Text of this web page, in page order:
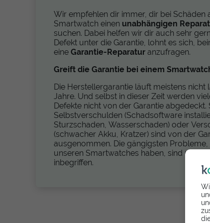
Wir empfehlen dir immer, dir bei Schäden
Smartwatch einen unabhängigen
suchen. Dabei helfen wir dir auch sehr
Defekt unter die Garantie, lohnt es sich,
eine Garantie-Reparatur anzufragen.
Greift die Garantie bei einem
Die Herstellergarantie läuft meistens nicht
Jahre. Und selbst in dieser Zeit werden
Defekte nicht von der Garantie abgedeckt.
Selbstverschulden (Schadsoftware
Sturzschaden, Wasserschaden) oder
(schwacher Akku, Kratzer) sind von der
ausgenommen. Die gängigsten
unseren Smartwatches haben, sind meist
inbegriffen.